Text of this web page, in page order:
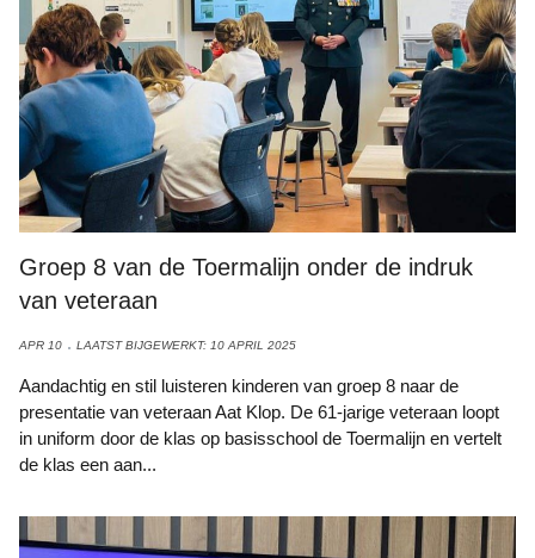
Groep 8 van de Toermalijn onder de indruk
van veteraan
APR 10 LAATST BIJGEWERKT: 10 APRIL 2025
Aandachtig en stil luisteren kinderen van groep 8 naar de
presentatie van veteraan Aat Klop. De 61-jarige veteraan loopt
in uniform door de klas op basisschool de Toermalijn en vertelt
de klas een aan...